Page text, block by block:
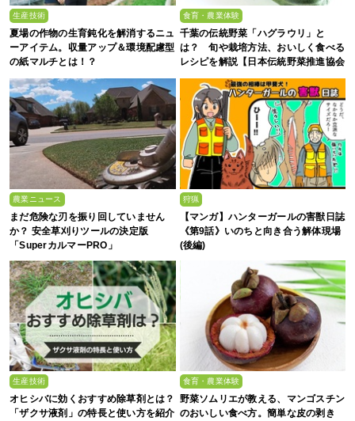
生産技術
夏場の作物の生育鈍化を解消するニュ
ーアイテム。収量アップ＆環境配慮型
の紙マルチとは！？
食育・農業体験
千葉の伝統野菜「ハグラウリ」と
は？ 旬や栽培方法、おいしく食べる
レシピを解説【日本伝統野菜推進協会
監修】
農業ニュース
まだ危険な刃を振り回していません
か？ 安全草刈りツールの決定版
「SuperカルマーPRO」
狩猟
【マンガ】ハンターガールの害獣日誌
《第9話》いのちと向き合う解体現場
(後編)
生産技術
オヒシバに効くおすすめ除草剤とは？
「ザクサ液剤」の特長と使い方を紹介
食育・農業体験
野菜ソムリエが教える、マンゴスチン
のおいしい食べ方。簡単な皮の剥き